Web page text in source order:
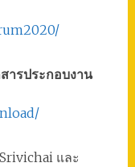
ารประกอบงาน
และ